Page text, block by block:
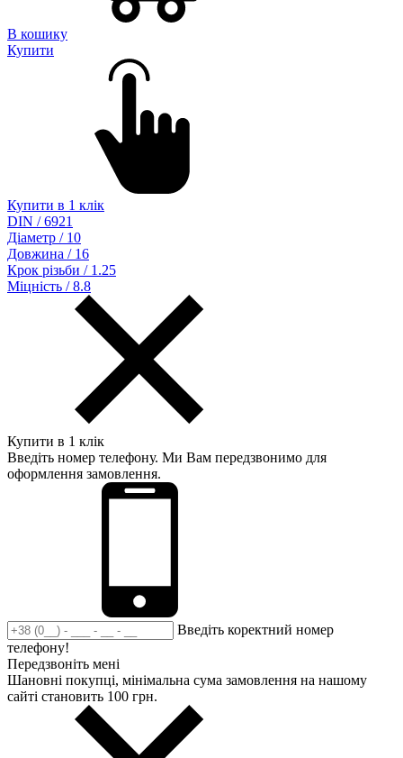
В кошику
Купити
Купити в 1 клік
DIN / 6921
Діаметр / 10
Довжина / 16
Крок різьби / 1.25
Міцність / 8.8
Купити в 1 клік
Введіть номер телефону. Ми Вам передзвонимо для
оформлення замовлення.
Введіть коректний номер
телефону!
Передзвоніть мені
Шановні покупці, мінімальна сума замовлення на нашому
сайті становить 100 грн.